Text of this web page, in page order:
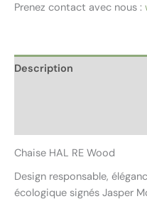
Prenez contact avec nous :
Description
Chaise HAL RE Wood
Design responsable,
écologique signés Jasper